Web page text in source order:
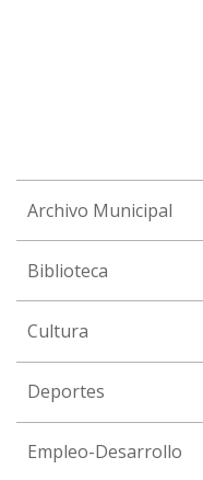
Archivo Municipal
Biblioteca
Cultura
Deportes
Empleo-Desarrollo